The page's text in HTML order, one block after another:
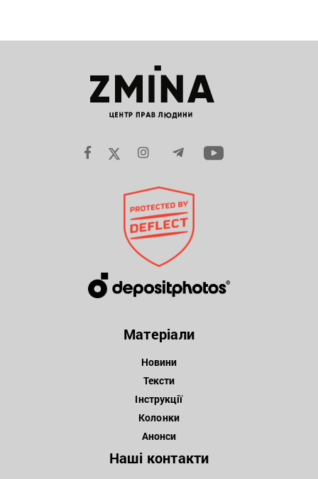
Матеріали
Новини
Тексти
Інструкції
Колонки
Анонси
Наші контакти